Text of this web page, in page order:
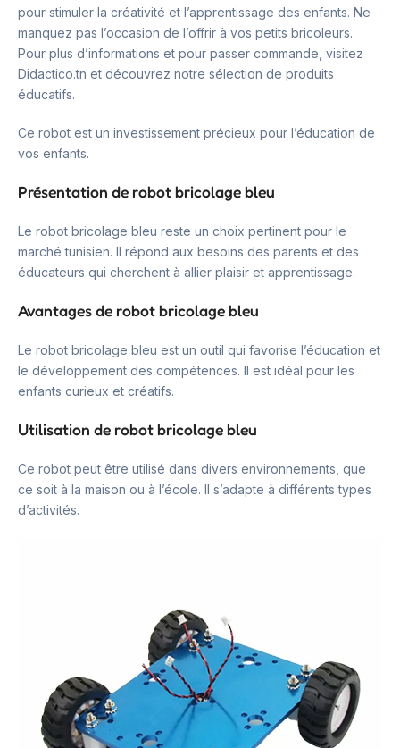
pour stimuler la créativité et l’apprentissage des enfants. Ne
manquez pas l’occasion de l’offrir à vos petits bricoleurs.
Pour plus d’informations et pour passer commande, visitez
Didactico.tn et découvrez notre sélection de produits
éducatifs.
Ce robot est un investissement précieux pour l’éducation de
vos enfants.
Présentation de robot bricolage bleu
Le robot bricolage bleu reste un choix pertinent pour le
marché tunisien. Il répond aux besoins des parents et des
éducateurs qui cherchent à allier plaisir et apprentissage.
Avantages de robot bricolage bleu
Le robot bricolage bleu est un outil qui favorise l’éducation et
le développement des compétences. Il est idéal pour les
enfants curieux et créatifs.
Utilisation de robot bricolage bleu
Ce robot peut être utilisé dans divers environnements, que
ce soit à la maison ou à l’école. Il s’adapte à différents types
d’activités.